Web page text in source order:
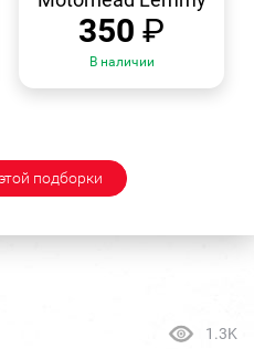
350 ₽
В наличии
подборки
1.3K